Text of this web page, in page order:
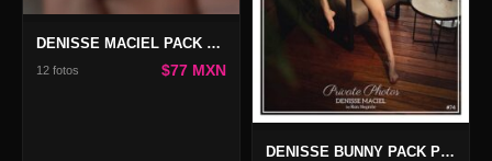
DENISSE MACIEL PACK ONLY
12 fotos $77 MXN
DENISSE BUNNY PACK PRIVATE PHOTOS #74